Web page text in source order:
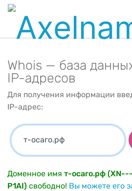
Whois — база
IP-адресов
Для получения информации
IP-адрес:
Доменное имя т-осаго.рф
P1AI) свободно! Вы можете его